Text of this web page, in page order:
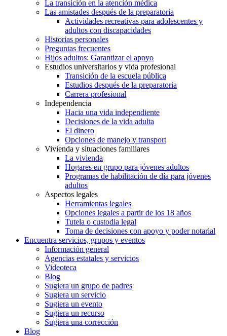
La transición en la atención médica
Las amistades después de la preparatoria
Actividades recreativas para adolescentes y
adultos con discapacidades
Historias personales
Preguntas frecuentes
Hijos adultos: Garantizar el apoyo
Estudios universitarios y vida profesional
Transición de la escuela pública
Estudios después de la preparatoria
Carrera profesional
Independencia
Hacia una vida independiente
Decisiones de la vida adulta
El dinero
Opciones de manejo y transport
Vivienda y situaciones familiares
La vivienda
Hogares en grupo para jóvenes adultos
Programas de habilitación de día para jóvenes
adultos
Aspectos legales
Herramientas legales
Opciones legales a partir de los 18 años
Tutela o custodia legal
Toma de decisiones con apoyo y poder notarial
Encuentra servicios, grupos y eventos
Información general
Agencias estatales y servicios
Videoteca
Blog
Sugiera un grupo de padres
Sugiera un servicio
Sugiera un evento
Sugiera un recurso
Sugiera una corrección
Blog